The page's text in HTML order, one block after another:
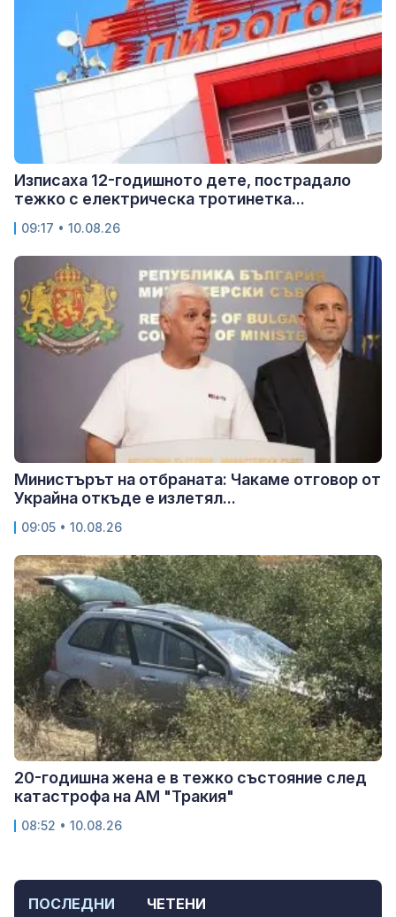
ПОСЛЕДНИ ЧЕТЕНИ
Изписаха 12-годишното дете, пострадало
тежко с електрическа тротинетка...
09:17 • 10.08.26
Министърът на отбраната: Чакаме отговор от
Украйна откъде е излетял...
09:05 • 10.08.26
20-годишна жена е в тежко състояние след
катастрофа на АМ "Тракия"
08:52 • 10.08.26